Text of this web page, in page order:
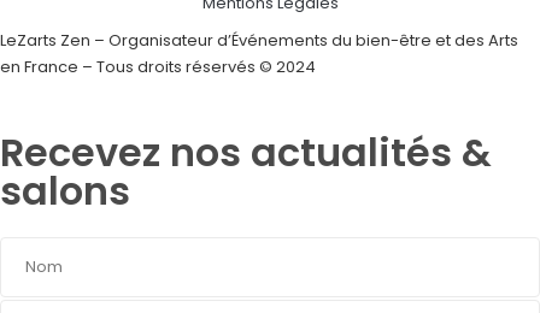
LeZarts Zen – Organisateur d’Événements du bien-être et des Arts
en France – Tous droits réservés © 2024
Recevez nos actualités &
salons